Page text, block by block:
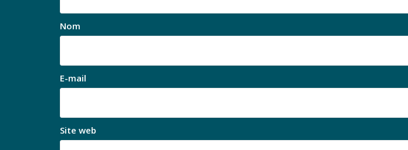
Nom
E-mail
Site web